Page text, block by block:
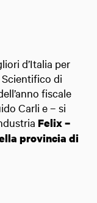
d’Italia per
di
fiscale
Carli e – si
Felix –
provincia di